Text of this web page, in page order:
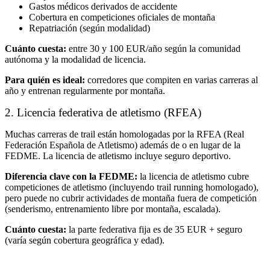
Gastos médicos derivados de accidente
Cobertura en competiciones oficiales de montaña
Repatriación (según modalidad)
Cuánto cuesta: entre 30 y 100 EUR/año según la comunidad
autónoma y la modalidad de licencia.
Para quién es ideal: corredores que compiten en varias carreras al
año y entrenan regularmente por montaña.
2. Licencia federativa de atletismo (RFEA)
Muchas carreras de trail están homologadas por la RFEA (Real
Federación Española de Atletismo) además de o en lugar de la
FEDME. La licencia de atletismo incluye seguro deportivo.
Diferencia clave con la FEDME: la licencia de atletismo cubre
competiciones de atletismo (incluyendo trail running homologado),
pero puede no cubrir actividades de montaña fuera de competición
(senderismo, entrenamiento libre por montaña, escalada).
Cuánto cuesta: la parte federativa fija es de 35 EUR + seguro
(varía según cobertura geográfica y edad).